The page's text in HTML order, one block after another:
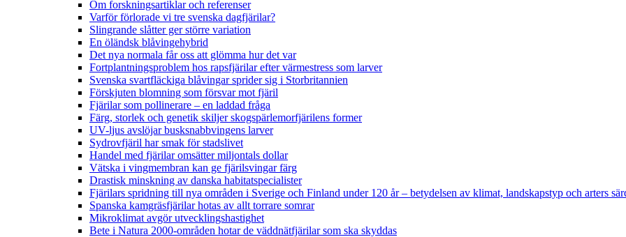
Om forskningsartiklar och referenser
Varför förlorade vi tre svenska dagfjärilar?
Slingrande slåtter ger större variation
En öländsk blåvingehybrid
Det nya normala får oss att glömma hur det var
Fortplantningsproblem hos rapsfjärilar efter värmestress som larver
Svenska svartfläckiga blåvingar sprider sig i Storbritannien
Förskjuten blomning som försvar mot fjäril
Fjärilar som pollinerare – en laddad fråga
Färg, storlek och genetik skiljer skogspärlemorfjärilens former
UV-ljus avslöjar busksnabbvingens larver
Sydrovfjäril har smak för stadslivet
Handel med fjärilar omsätter miljontals dollar
Vätska i vingmembran kan ge fjärilsvingar färg
Drastisk minskning av danska habitatspecialister
Fjärilars spridning till nya områden i Sverige och Finland under 120 år– betydelsen av klimat, landskapstyp och arters
Spanska kamgräsfjärilar hotas av allt torrare somrar
Mikroklimat avgör utvecklingshastighet
Bete i Natura 2000-områden hotar de väddnätfjärilar som ska skyddas